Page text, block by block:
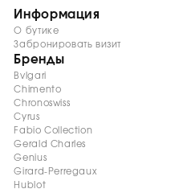
Информация
О бутике
Забронировать визит
Бренды
Bvlgari
Chimento
Chronoswiss
Cyrus
Fabio Collection
Gerald Charles
Genius
Girard-Perregaux
Hublot